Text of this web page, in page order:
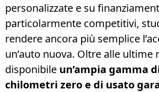
personalizzate e su
particolarmente competitivi,
rendere ancora più semplice
un’auto nuova. Oltre alle ultime
disponibile un’ampia gamma
chilometri zero e di usato